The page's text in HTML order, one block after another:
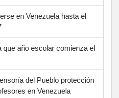
en Venezuela hasta el
que año escolar comienza el
del Pueblo protección
en Venezuela